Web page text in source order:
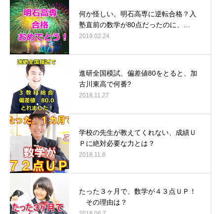
何か怪しい。明石高専に逆転合格？入
塾直前の数学が80点だったのに、…
2019.02.24
進研全国模試、偏差値80をとると、加
古川東高で何番?
2018.11.27
学校の先生が教えてくれない、成績Ｕ
Ｐに絶対必要な力とは？
2018.11.8
たった３ヶ月で、数学が４３点ＵＰ！
その理由は？